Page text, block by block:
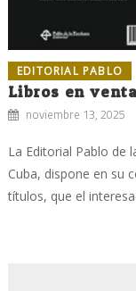
EDITORIAL PABLO
Libros en
noviembre 13, 2025
La Editorial Pablo de
Cuba, dispone en su
títulos, que el